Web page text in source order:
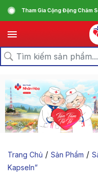
Tham Gia Cộng Động Chăm
Trang Chủ / Sản Phẩm /
Kapseln”